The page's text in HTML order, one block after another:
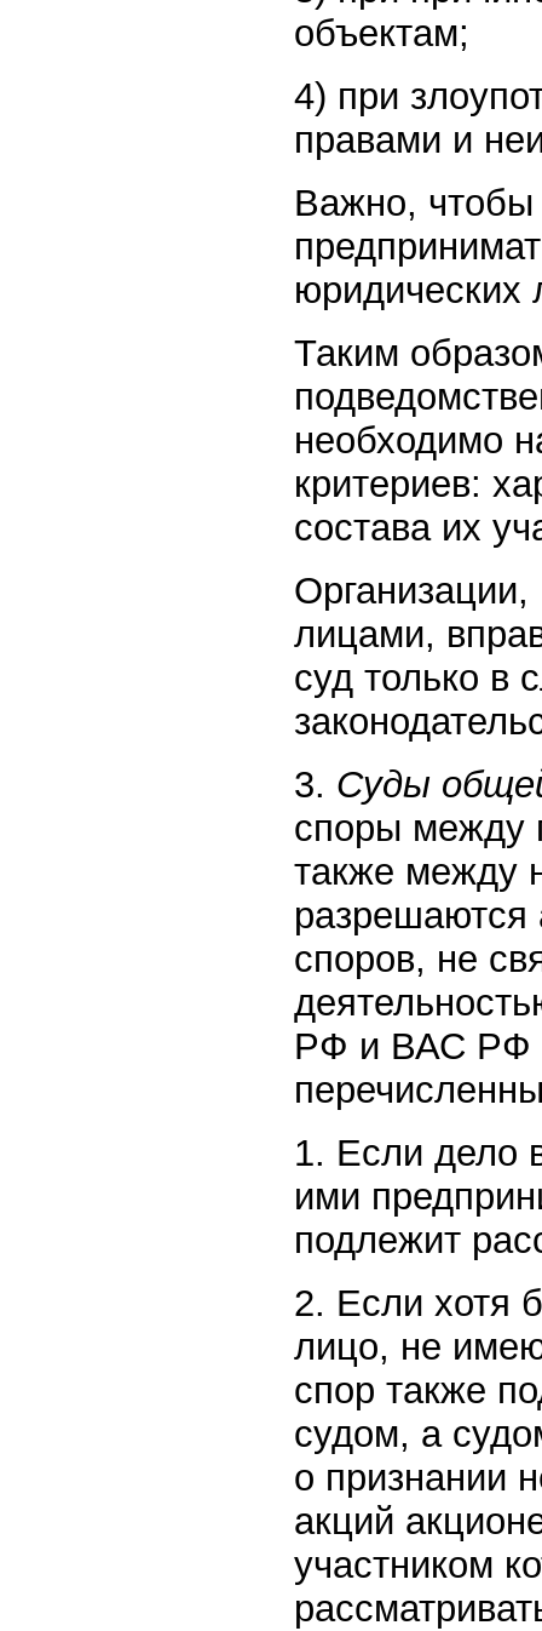
объектам;
4) при
правами и
Важно, чтобы
юридических
Таким
необходимо
критериев:
состава их
лицами,
суд только в
3. Суды
споры между
также между
споров, не
РФ и ВАС РФ
1. Если дело
ими
подлежит
2. Если хотя
лицо, не
спор также
судом, а
о признании
акций
участником